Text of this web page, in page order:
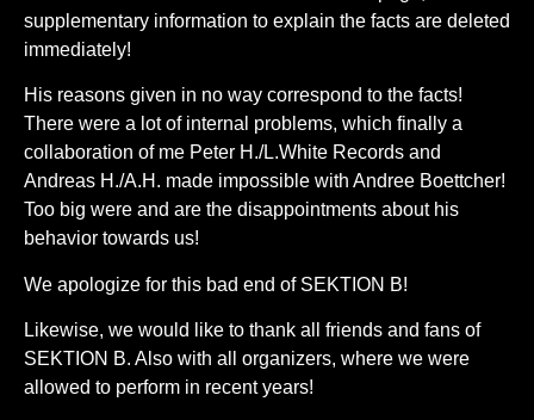
supplementary information to explain the facts are deleted
immediately!
His reasons given in no way correspond to the facts!
There were a lot of internal problems, which finally a
collaboration of me Peter H./L.White Records and
Andreas H./A.H. made impossible with Andree Boettcher!
Too big were and are the disappointments about his
behavior towards us!
We apologize for this bad end of SEKTION B!
Likewise, we would like to thank all friends and fans of
SEKTION B. Also with all organizers, where we were
allowed to perform in recent years!